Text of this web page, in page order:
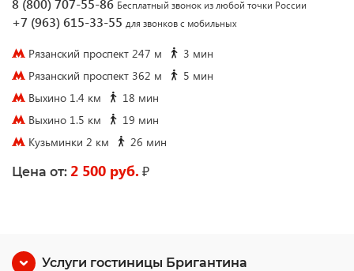
8 (800) 707-55-86 Бесплатный звонок из любой точки России
+7 (963) 615-33-55 для звонков с мобильных
Рязанский проспект 247 м
3 мин
Рязанский проспект 362 м
5 мин
Выхино 1.4 км
18 мин
Выхино 1.5 км
19 мин
Кузьминки 2 км
26 мин
Цена от: 2 500 руб. ₽
Услуги гостиницы Бригантина